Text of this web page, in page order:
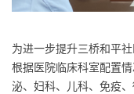
为进一步提升三桥和平
根据医院临床科室配置
泌、妇科、儿科、免疫